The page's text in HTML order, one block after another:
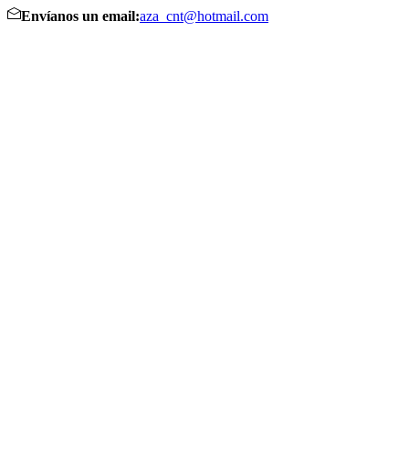
Envíanos un email:aza_cnt@hotmail.com